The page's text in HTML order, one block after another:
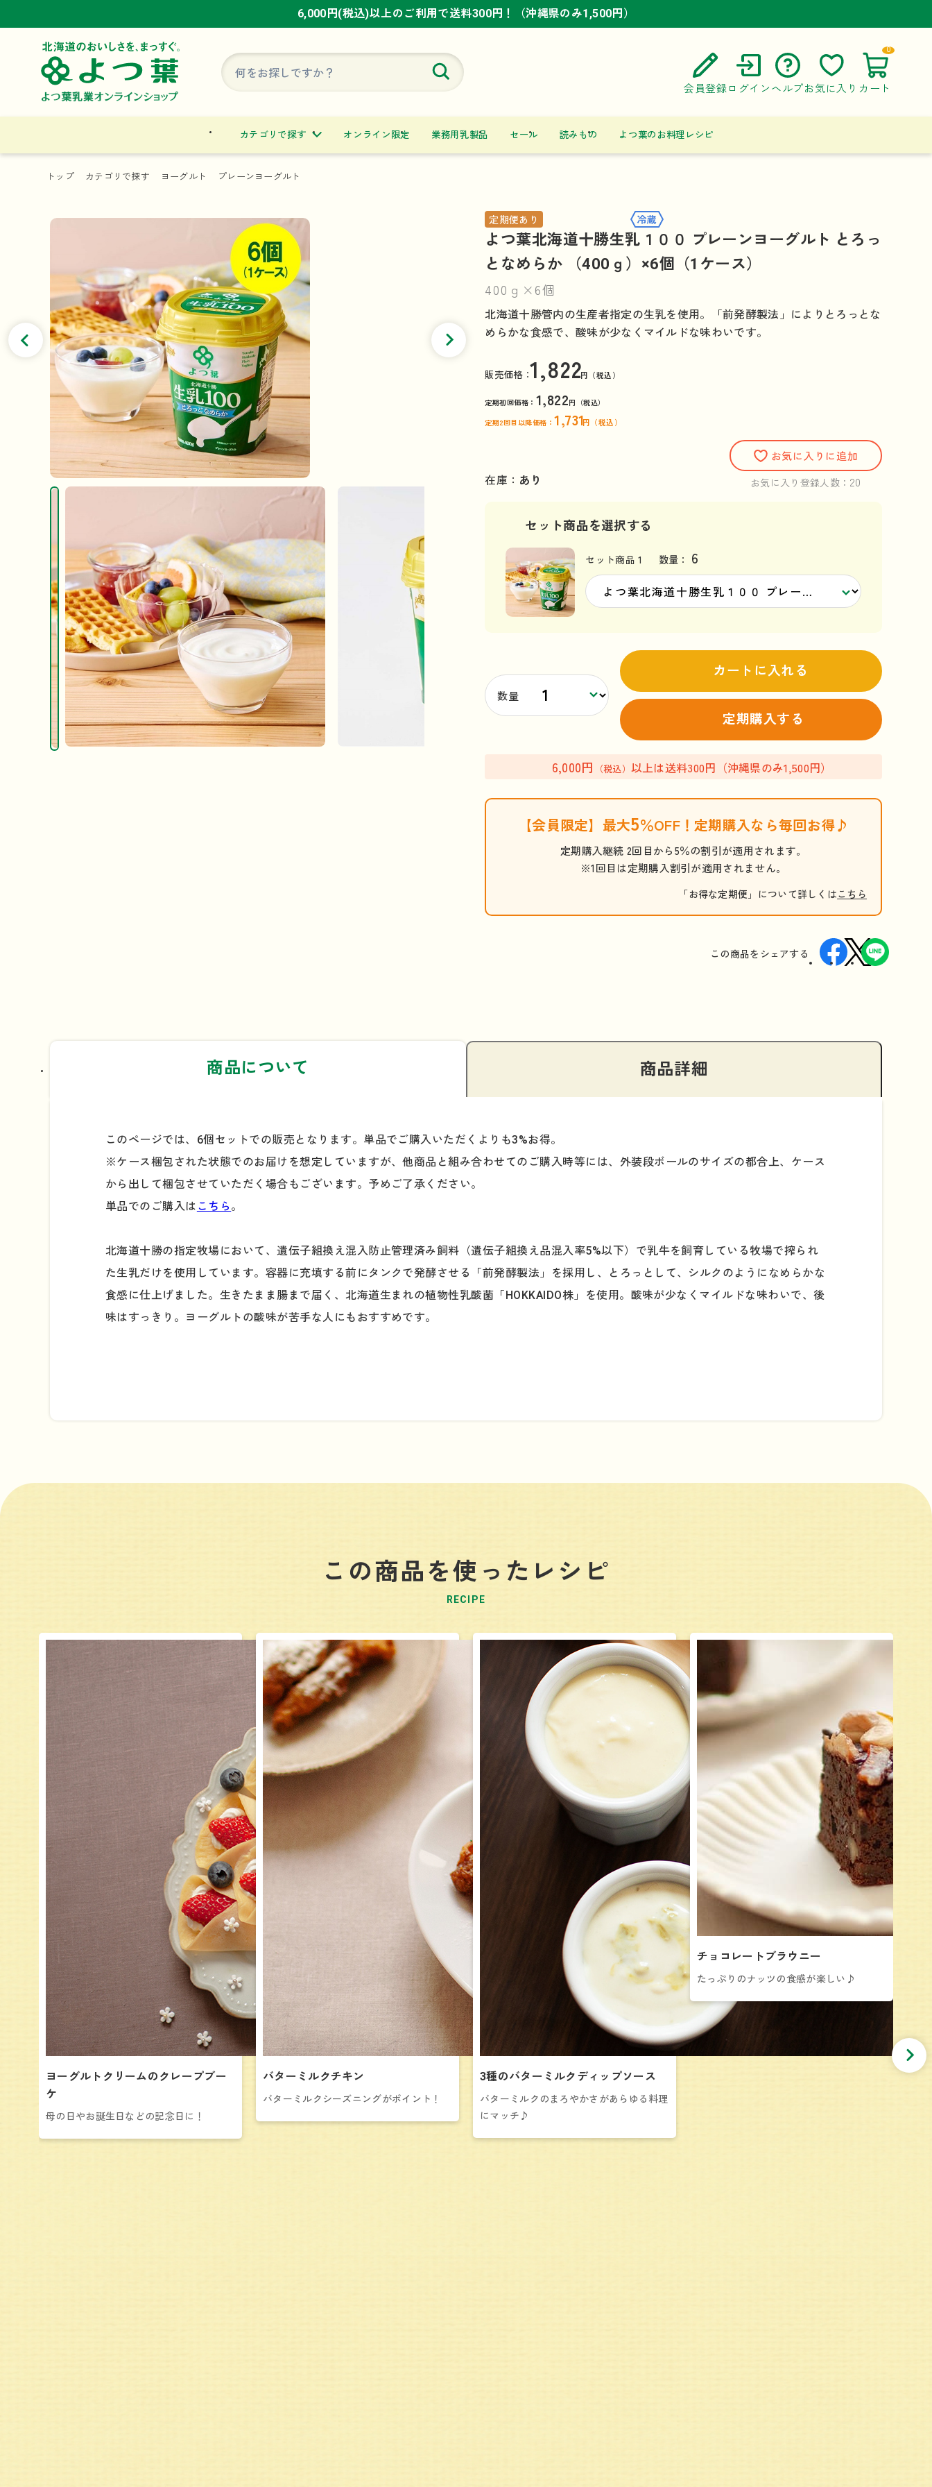
6,000円(税込)以上のご利用で送料300円！（沖縄県のみ1,500円）
6,000円(税込)以上のご利用で送料300円！（沖縄県のみ1,500円）
6,000円(税込)以上のご利用で送料300円！（沖縄県のみ1,500円）
会員登録 ログイン ヘルプ
ご利用ガイド
お問い合わせ
お気に入り カート
0
カテゴリで探す オンライン限定 業務用乳製品 セール 読みもの よつ葉のお料理レシピ
トップ カテゴリで探す ヨーグルト プレーンヨーグルト
定期便あり
よつ葉北海道十勝生乳１００ プレーンヨーグルト とろっ
となめらか （400ｇ）×6個（1ケース）
400ｇ×6個
北海道十勝管内の生産者指定の生乳を使用。「前発酵製法」によりとろっとな
めらかな食感で、酸味が少なくマイルドな味わいです。
販売価格：1,822円（税込）
定期初回価格： 1,822円（税込）
定期2回目以降価格： 1,731円（税込）
在庫： あり
お気に入りに追加
お気に入り登録人数： 20
セット商品を選択する
セット商品 1 数量： 6
数量
カートに入れる
定期購入する
6,000円 （税込） 以上は送料300円（沖縄県のみ1,500円）
【会員限定】 最大5％OFF！定期購入なら毎回お得♪
定期購入継続 2回目から5％の割引が適用されます。
※1回目は定期購入割引が適用されません。
「お得な定期便」について詳しくはこちら
この商品を シェアする
商品について 商品詳細
このページでは、6個セットでの販売となります。単品でご購入いただくよりも3%お得。
※ケース梱包された状態でのお届けを想定していますが、他商品と組み合わせてのご購入時等には、外装段ボールのサイズの都合上、ケース
から出して梱包させていただく場合もございます。予めご了承ください。
単品でのご購入は こちら 。
北海道十勝の指定牧場において、遺伝子組換え混入防止管理済み飼料（遺伝子組換え品混入率5%以下）で乳牛を飼育している牧場で搾られ
た生乳だけを使用しています。容器に充填する前にタンクで発酵させる「前発酵製法」を採用し、とろっとして、シルクのようになめらかな
食感に仕上げました。生きたまま腸まで届く、北海道生まれの植物性乳酸菌「HOKKAIDO株」を使用。酸味が少なくマイルドな味わいで、後
味はすっきり。ヨーグルトの酸味が苦手な人にもおすすめです。
この商品を使ったレシピ
RECIPE
ヨーグルトクリームのクレープブー
ケ
母の日やお誕生日などの記念日に！
バターミルクチキン
バターミルクシーズニングがポイント！
3種のバターミルクディップソース
バターミルクのまろやかさがあらゆる料理
にマッチ♪
チョコレートブラウニー
たっぷりのナッツの食感が楽しい♪